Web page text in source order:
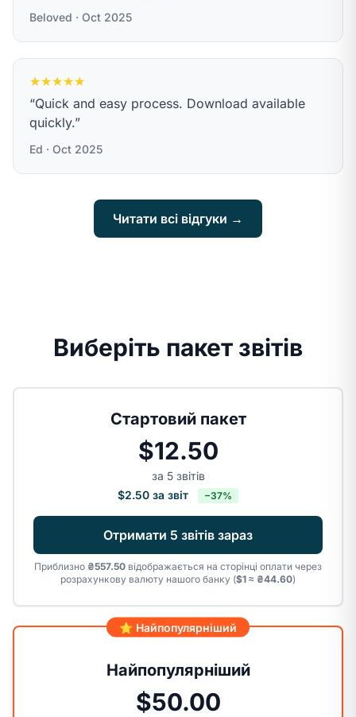
Beloved · Oct 2025
★★★★★
“Quick and easy process. Download available
quickly.”
Ed · Oct 2025
Читати всі відгуки →
Виберіть пакет звітів
Стартовий пакет
$12.50
за 5звітів
$2.50 за звіт −37%
Отримати 5 звітів зараз
Приблизно ₴557.50 відображається на сторінці оплати через
розрахункову валюту нашого банку ($1 ≈ ₴44.60)
⭐️ Найпопулярніший
Найпопулярніший
$50.00